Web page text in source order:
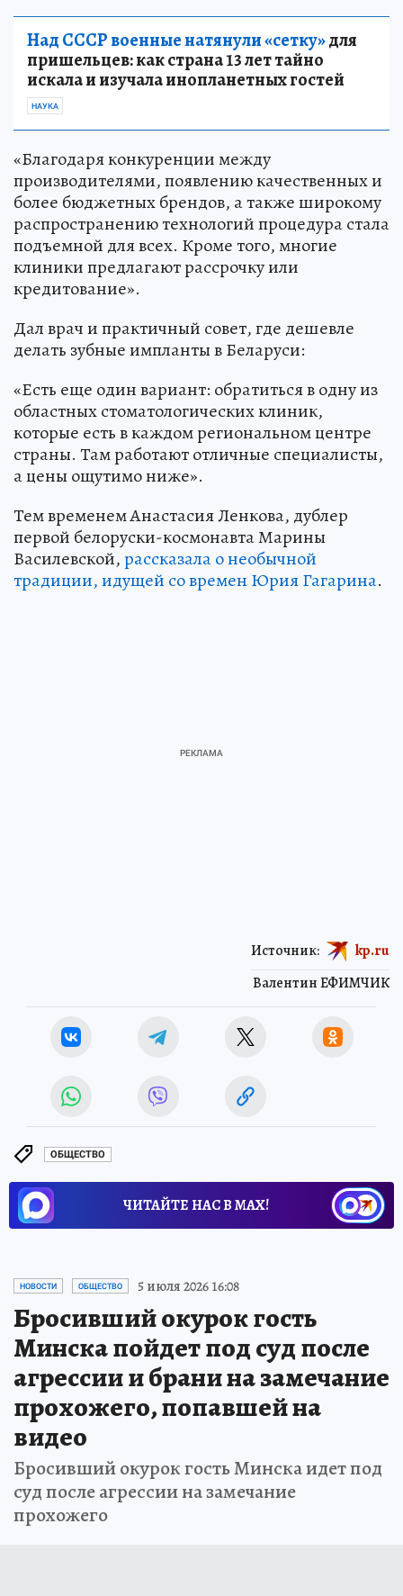
Над СССР военные натянули «сетку»для
пришельцев: как страна 13 лет тайно
искала и изучала инопланетных гостей
НАУКА
«Благодаря конкуренции между
производителями, появлению качественных и
более бюджетных брендов, а также широкому
распространению технологий процедура стала
подъемной для всех. Кроме того, многие
клиники предлагают рассрочку или
кредитование».
Дал врач и практичный совет, где дешевле
делать зубные импланты в Беларуси:
«Есть еще один вариант: обратиться в одну из
областных стоматологических клиник,
которые есть в каждом региональном центре
страны. Там работают отличные специалисты,
а цены ощутимо ниже».
Тем временем Анастасия Ленкова, дублер
первой белоруски-космонавта Марины
Василевской,рассказала о необычной
традиции, идущей со времен Юрия Гагарина.
Валентин ЕФИМЧИК
Источник: kp.ru
ОБЩЕСТВО
ЧИТАЙТЕ НАС В МАХ!
НОВОСТИ ОБЩЕСТВО 5 июля 2026 16:08
Бросивший окурок гость
Минска пойдет под суд после
агрессии и брани на замечание
прохожего, попавшей на
видео
Бросивший окурок гость Минска идет под
суд после агрессии на замечание
прохожего